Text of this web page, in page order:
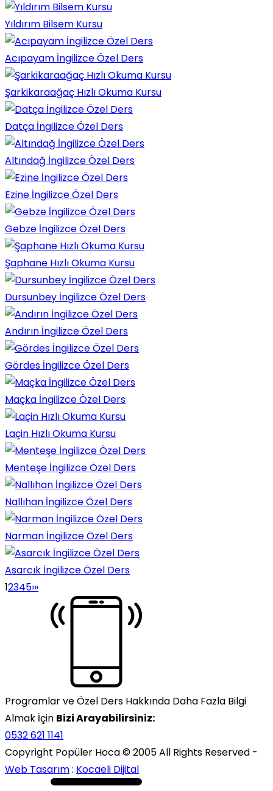
Yıldırım Bilsem Kursu
Acıpayam İngilizce Özel Ders
Şarkikaraağaç Hızlı Okuma Kursu
Datça İngilizce Özel Ders
Altındağ İngilizce Özel Ders
Ezine İngilizce Özel Ders
Gebze İngilizce Özel Ders
Şaphane Hızlı Okuma Kursu
Dursunbey İngilizce Özel Ders
Andırın İngilizce Özel Ders
Gördes İngilizce Özel Ders
Maçka İngilizce Özel Ders
Laçin Hızlı Okuma Kursu
Menteşe İngilizce Özel Ders
Nallıhan İngilizce Özel Ders
Narman İngilizce Özel Ders
Asarcık İngilizce Özel Ders
12345›»
Programlar ve Özel Ders Hakkında Daha Fazla Bilgi
Almak İçin Bizi Arayabilirsiniz:
0532 621 1141
Copyright Popüler Hoca © 2005 All Rights Reserved -
Web Tasarım: Kocaeli Dijital